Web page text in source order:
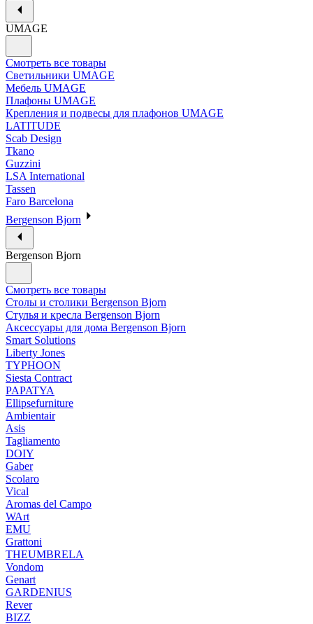
UMAGE
Смотреть все товары
Светильники UMAGE
Мебель UMAGE
Плафоны UMAGE
Крепления и подвесы для плафонов UMAGE
LATITUDE
Scab Design
Tkano
Guzzini
LSA International
Tassen
Faro Barcelona
Bergenson Bjorn
Bergenson Bjorn
Смотреть все товары
Столы и столики Bergenson Bjorn
Стулья и кресла Bergenson Bjorn
Аксессуары для дома Bergenson Bjorn
Smart Solutions
Liberty Jones
TYPHOON
Siesta Contract
PAPATYA
Ellipsefurniture
Ambientair
Asis
Tagliamento
DOIY
Gaber
Scolaro
Vical
Aromas del Campo
WArt
EMU
Grattoni
THEUMBRELA
Vondom
Genart
GARDENIUS
Rever
BIZZ